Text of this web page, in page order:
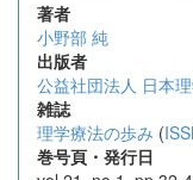
著者
小野部 純
出版者
公益社団法人 日本
雑誌
理学療法の歩み (
巻号頁・発行日